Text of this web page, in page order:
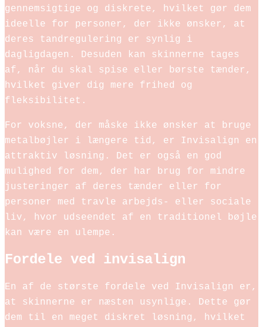
gennemsigtige og diskrete, hvilket gør dem
ideelle for personer, der ikke ønsker, at
deres tandregulering er synlig i
dagligdagen. Desuden kan skinnerne tages
af, når du skal spise eller børste tænder,
hvilket giver dig mere frihed og
fleksibilitet.
For voksne, der måske ikke ønsker at bruge
metalbøjler i længere tid, er Invisalign en
attraktiv løsning. Det er også en god
mulighed for dem, der har brug for mindre
justeringer af deres tænder eller for
personer med travle arbejds- eller sociale
liv, hvor udseendet af en traditionel bøjle
kan være en ulempe.
Fordele ved invisalign
En af de største fordele ved Invisalign er,
at skinnerne er næsten usynlige. Dette gør
dem til en meget diskret løsning, hvilket